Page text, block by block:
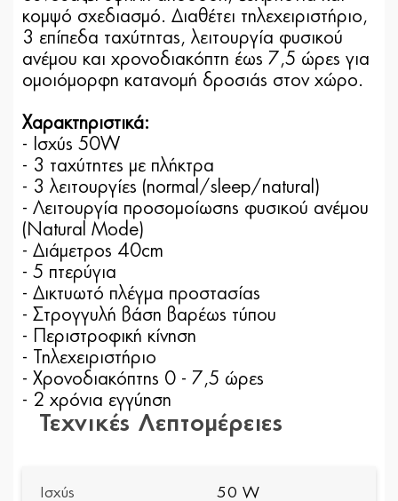
κομψό σχεδιασμό. Διαθέτει τηλεχειριστήριο,
3 επίπεδα ταχύτητας, λειτουργία φυσικού
ανέμου και χρονοδιακόπτη έως 7,5 ώρες για
ομοιόμορφη κατανομή δροσιάς στον χώρο.
Χαρακτηριστικά:
- Ισχύς 50W
- 3 ταχύτητες με πλήκτρα
- 3 λειτουργίες (normal/sleep/natural)
- Λειτουργία προσομοίωσης φυσικού ανέμου
(Natural Mode)
- Διάμετρος 40cm
- 5 πτερύγια
- Δικτυωτό πλέγμα προστασίας
- Στρογγυλή βάση βαρέως τύπου
- Περιστροφική κίνηση
- Τηλεχειριστήριο
- Χρονοδιακόπτης 0 - 7,5 ώρες
- 2 χρόνια εγγύηση
Τεχνικές Λεπτομέρειες
Ισχύς 50 W